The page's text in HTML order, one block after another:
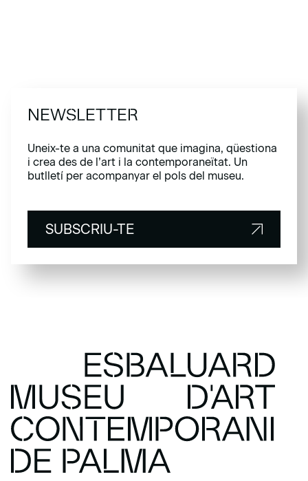
NEWSLETTER
Uneix-te a una comunitat que imagina, qüestiona
i crea des de l’art i la contemporaneïtat. Un
butlletí per acompanyar el pols del museu.
SUBSCRIU-TE
SUBSCRIU-TE